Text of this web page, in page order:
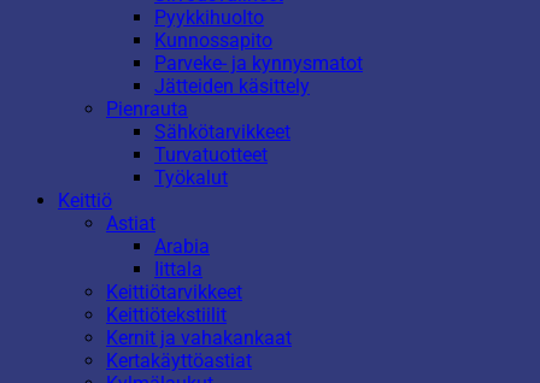
Pyykkihuolto
Kunnossapito
Parveke- ja kynnysmatot
Jätteiden käsittely
Pienrauta
Sähkötarvikkeet
Turvatuotteet
Työkalut
Keittiö
Astiat
Arabia
Iittala
Keittiötarvikkeet
Keittiötekstiilit
Kernit ja vahakankaat
Kertakäyttöastiat